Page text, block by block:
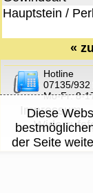
Hauptstein /
«
Hotline
07135/932
Mo-Fr: 8-
Impressum-
Diese
der Seite